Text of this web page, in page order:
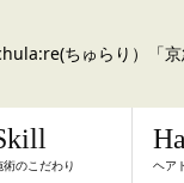
ちゅらり）「
術のこだわり ヘア